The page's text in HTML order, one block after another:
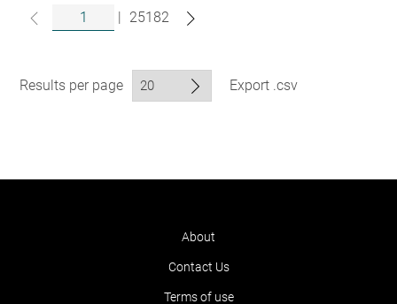
| 25182
Results per page Export .csv
About
Contact Us
Terms of use